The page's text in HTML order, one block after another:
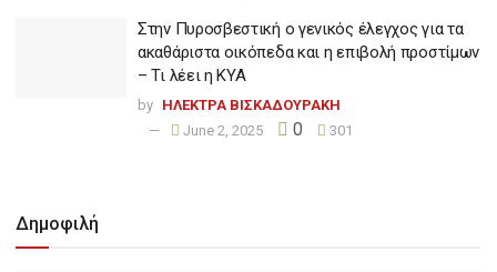
Στην Πυροσβεστική ο γενικός έλεγχος για τα
ακαθάριστα οικόπεδα και η επιβολή προστίμων
– Τι λέει η ΚΥΑ
by ΗΛΕΚΤΡΑ ΒΙΣΚΑΔΟΥΡΑΚΗ
June 2, 2025
0 301
Δημοφιλή